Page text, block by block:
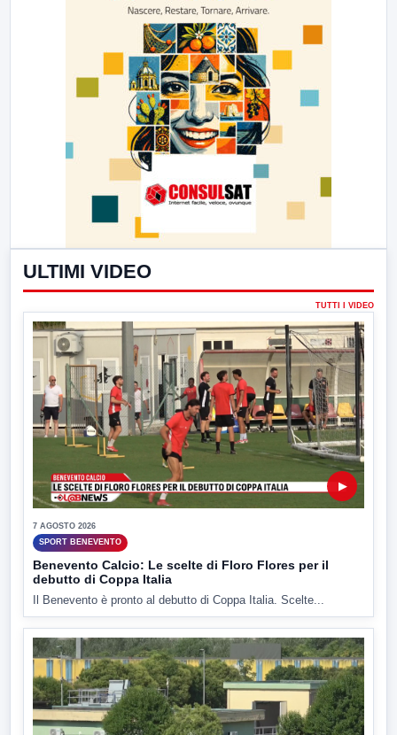
ULTIMI VIDEO
TUTTI I VIDEO
▶
7 AGOSTO 2026
SPORT BENEVENTO
Benevento Calcio: Le scelte di Floro Flores per il
debutto di Coppa Italia
Il Benevento è pronto al debutto di Coppa Italia. Scelte...